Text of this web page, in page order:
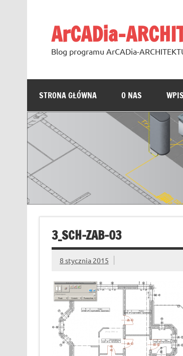
ArCADia-
Blog programu ArCADia-
STRONA GŁÓWNA O NAS
3_SCH-ZAB-03
8 stycznia 2015